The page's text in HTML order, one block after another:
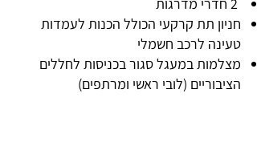
חניון תת קרקעי הכולל הכנות לעמדות
טעינה לרכב חשמלי
מצלמות במעגל סגור בכניסות לחללים
הציבוריים (לובי ראשי ומרתפים)